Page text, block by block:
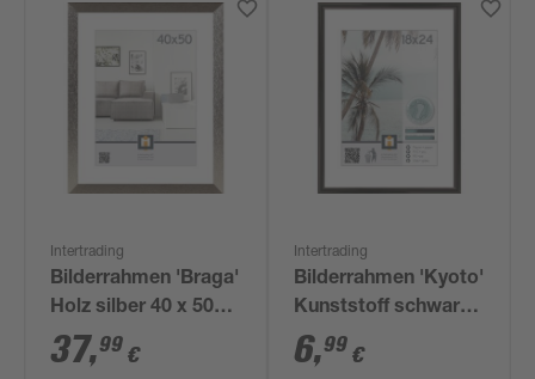
Intertrading
Bilderrahmen 'Braga'
Holz silber 40 x 50
cm
37,99 €
Intertrading
Bilderrahmen 'Kyoto'
Kunststoff schwarz
18 x 24 cm
6,99 €